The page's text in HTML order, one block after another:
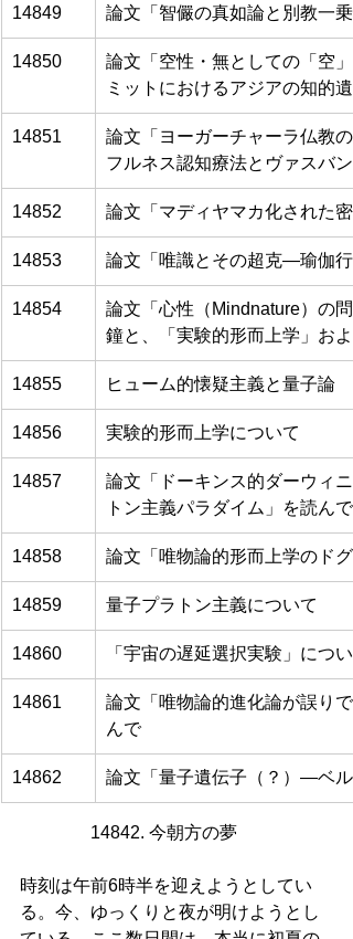
14849 論文「智儼の真如論と別教一
14850
論文「空性・無としての「空
ミットにおけるアジアの知的
14851
論文「ヨーガーチャーラ仏教
フルネス認知療法とヴァスバ
14852 論文「マディヤマカ化された
14853 論文「唯識とその超克—瑜伽
14854
論文「心性（Mindnature）の
鐘と、「実験的形而上学」お
14855 ヒューム的懐疑主義と量子論
14856 実験的形而上学について
14857
論文「ドーキンス的ダーウィ
トン主義パラダイム」を読んで
14858 論文「唯物論的形而上学のド
14859 量子プラトン主義について
14860 「宇宙の遅延選択実験」につい
14861
論文「唯物論的進化論が誤り
んで
14862 論文「量子遺伝子（？）―ベ
14842. 今朝方の夢
時刻は午前6時半を迎えようとしてい
る。今、ゆっくりと夜が明けようとし